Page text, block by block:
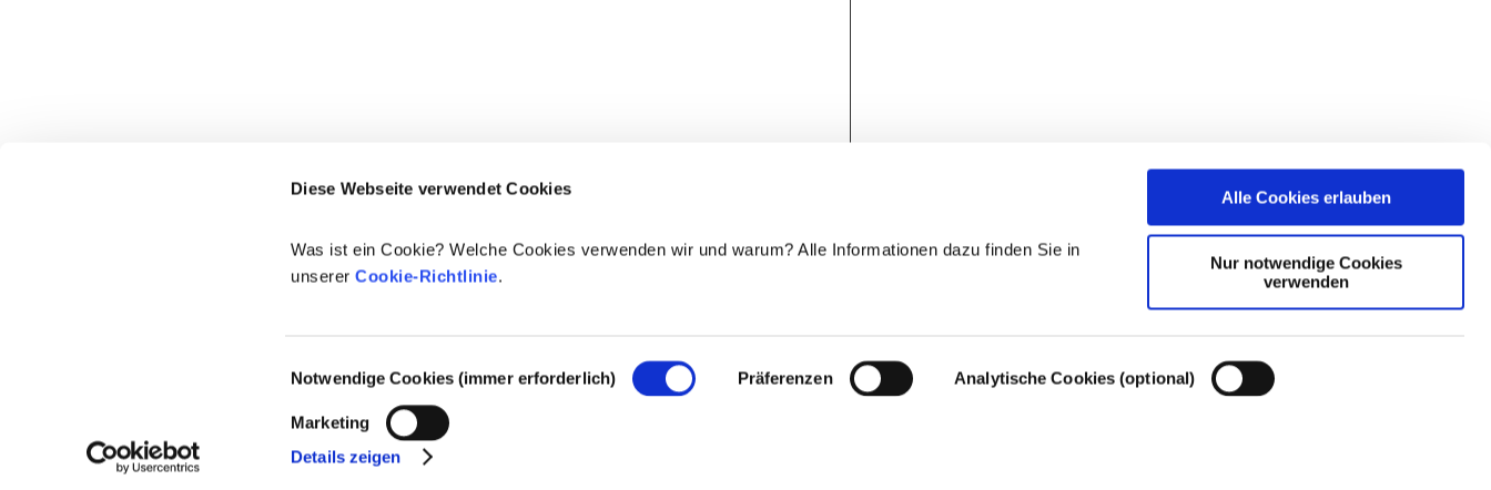
Diese Webseite verwendet Cookies
Was ist ein Cookie? Welche Cookies verwenden wir und warum? Alle Informationen dazu finden Sie in
unsererCookie-Richtlinie.
Notwendige Cookies (immer erforderlich) Präferenzen Analytische Cookies (optional)
Marketing
Details zeigen
Alle Cookies erlauben
Nur notwendige Cookies
verwenden
© 2021-2026 - Cosmetics Europe Rechtlicher Hinweis Cookie-Einstellungen – Cookie-Richtlinie